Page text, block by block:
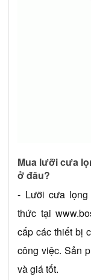
Mua lưỡi cưa
ở đâu?
- Lưỡi cưa lọng
thức tại
cấp các thiết bị
công việc. Sản
và giá tốt.